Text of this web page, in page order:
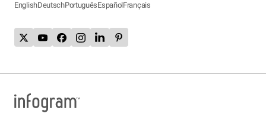
EnglishDeutschPortuguêsEspañolFrançais